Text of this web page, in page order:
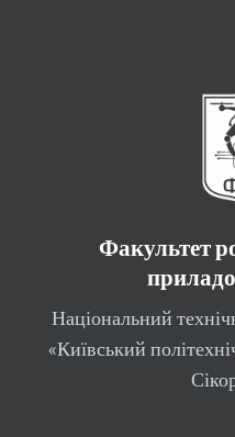
Факультет
Національний
«Київський